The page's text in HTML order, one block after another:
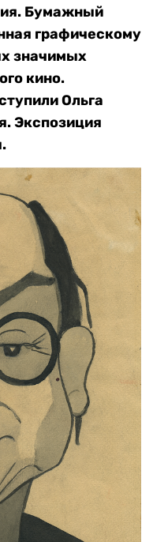
Бумажный
графическому
значимых
кино.
Ольга
Экспозиция